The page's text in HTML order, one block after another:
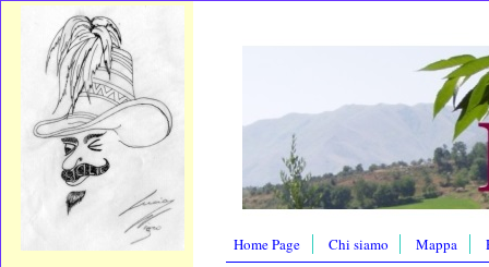
Home Page Chi siamo Mappa